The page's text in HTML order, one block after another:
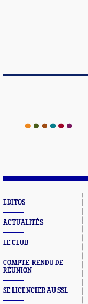
EDITOS
ACTUALITÉS
LE CLUB
COMPTE-RENDU DE
RÉUNION
SE LICENCIER AU SSL